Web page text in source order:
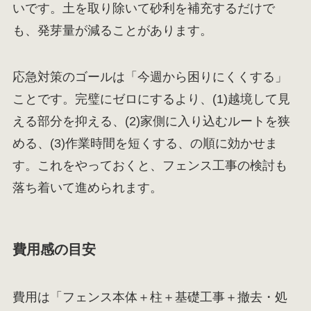
いです。土を取り除いて砂利を補充するだけで
も、発芽量が減ることがあります。
応急対策のゴールは「今週から困りにくくする」
ことです。完璧にゼロにするより、(1)越境して見
える部分を抑える、(2)家側に入り込むルートを狭
める、(3)作業時間を短くする、の順に効かせま
す。これをやっておくと、フェンス工事の検討も
落ち着いて進められます。
費用感の目安
費用は「フェンス本体＋柱＋基礎工事＋撤去・処